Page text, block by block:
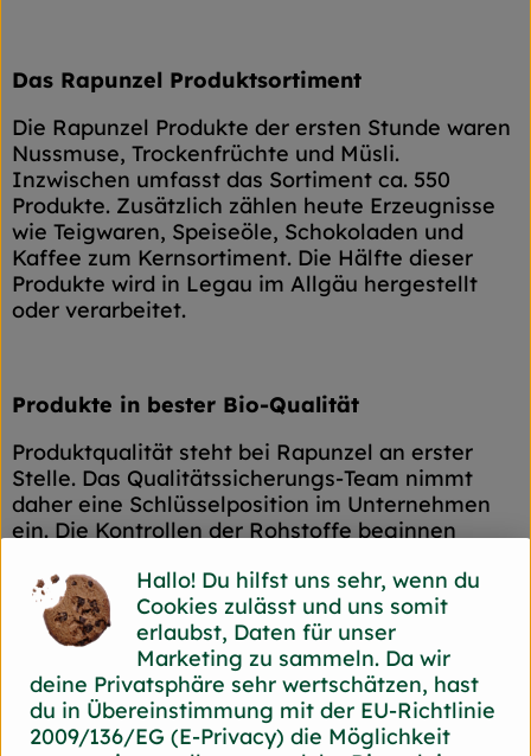
Das Rapunzel Produktsortiment
Die Rapunzel Produkte der ersten Stunde waren
Nussmuse, Trockenfrüchte und Müsli.
Inzwischen umfasst das Sortiment ca. 550
Produkte. Zusätzlich zählen heute Erzeugnisse
wie Teigwaren, Speiseöle, Schokoladen und
Kaffee zum Kernsortiment. Die Hälfte dieser
Produkte wird in Legau im Allgäu hergestellt
oder verarbeitet.
Produkte in bester Bio-Qualität
Produktqualität steht bei Rapunzel an erster
Stelle. Das Qualitätssicherungs-Team nimmt
daher eine Schlüsselposition im Unternehmen
ein. Die Kontrollen der Rohstoffe beginnen
alle Rohstoffe und Produkte beprobt. Zusätzlich
werden sie durch anerkannte externe Labors
unabhängig analysiert.
Wie schon zu Beginn liegen Rapunzel auch
heute die persönlichen Kontakte zu den
Lieferanten und langfristige Partnerschaften
Hallo! Du hilfst uns sehr, wenn du
Cookies zulässt und uns somit
erlaubst, Daten für unser
Marketing zu sammeln. Da wir
deine Privatsphäre sehr wertschätzen, hast
du in Übereinstimmung mit der EU-Richtlinie
2009/136/EG (E-Privacy) die Möglichkeit